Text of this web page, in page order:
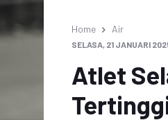
Home Air
SELASA, 21 JANUARI
Atlet